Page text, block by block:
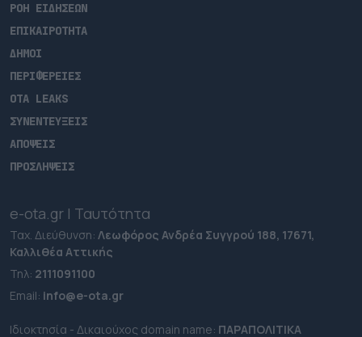
ΡΟΗ ΕΙΔΗΣΕΩΝ
ΕΠΙΚΑΙΡΟΤΗΤΑ
ΔΗΜΟΙ
ΠΕΡΙΦΕΡΕΙΕΣ
OTA LEAKS
ΣΥΝΕΝΤΕΥΞΕΙΣ
ΑΠΟΨΕΙΣ
ΠΡΟΣΛΗΨΕΙΣ
e-ota.gr | Ταυτότητα
Ταχ. Διεύθυνση: Λεωφόρος Ανδρέα Συγγρού 188, 17671,
Καλλιθέα Αττικής
Τηλ: 2111091100
Εmail: info@e-ota.gr
Ιδιοκτησία - Δικαιούχος domain name: ΠΑΡΑΠΟΛΙΤΙΚΑ